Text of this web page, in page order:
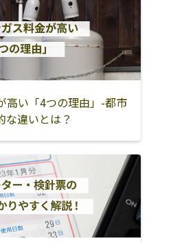
高い「4つの理由」-都市
な違いとは？